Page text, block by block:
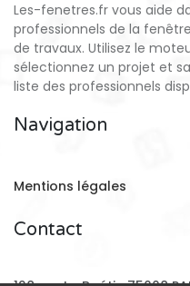
Les-fenetres.fr vous aide
professionnels de la
de travaux. Utilisez le
sélectionnez un projet et
liste des professionnels
Navigation
Mentions légales
Contact